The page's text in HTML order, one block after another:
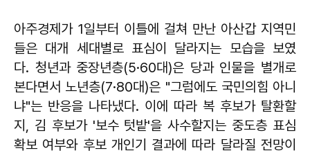
아주경제가 1일부터 이틀에 걸쳐 만난 아산갑 지역민
들은 대개 세대별로 표심이 달라지는 모습을 보였
다. 청년과 중장년층(5·60대)은 당과 인물을 별개로
본다면서 노년층(7·80대)은 "그럼에도 국민의힘 아니
냐"는 반응을 나타냈다. 이에 따라 복 후보가 탈환할
지, 김 후보가 '보수 텃밭'을 사수할지는 중도층 표심
확보 여부와 후보 개인기 결과에 따라 달라질 전망이